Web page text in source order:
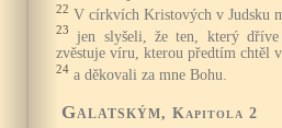
22 V církvích Kristových v Judsku
23
jen slyšeli, že ten, který dříve
zvěstuje víru, kterou předtím chtěl
24 a děkovali za mne Bohu.
Galatským, Kapitola 2